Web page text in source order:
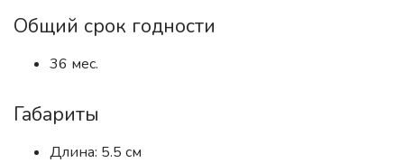
Общий срок годности
36 мес.
Габариты
Длина: 5.5 см